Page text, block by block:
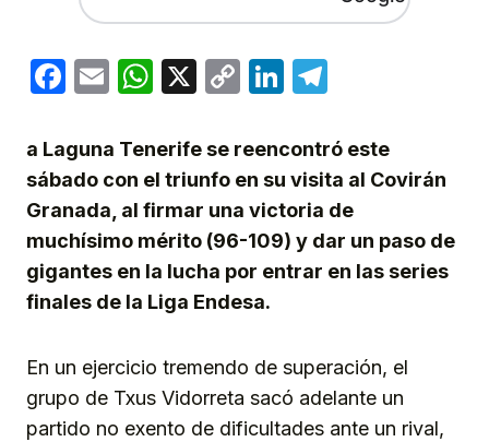
Facebook
EmailWhatsApp
X
CopyLinkedIn
a Laguna Tenerife se reencontró este
sábado con el triunfo en su visita al Covirán
Granada, al firmar una victoria de
muchísimo mérito (96-109) y dar un paso de
gigantes en la lucha por entrar en las series
finales de la Liga Endesa.
En un ejercicio tremendo de superación, el
grupo de Txus Vidorreta sacó adelante un
partido no exento de dificultades ante un rival,